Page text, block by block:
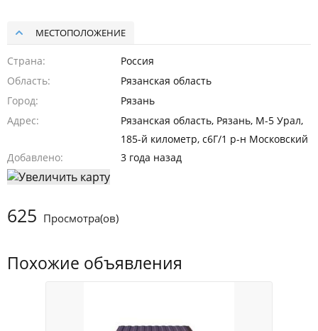
Похожие объявления
МЕСТОПОЛОЖЕНИЕ
Страна
Россия
Область
Рязанская область
Город
Рязань
Адрес
Рязанская область, Рязань, М-5 Урал,
185-й километр, с6Г/1 р-н Московский
Добавлено
3 года назад
625 Просмотра(ов)